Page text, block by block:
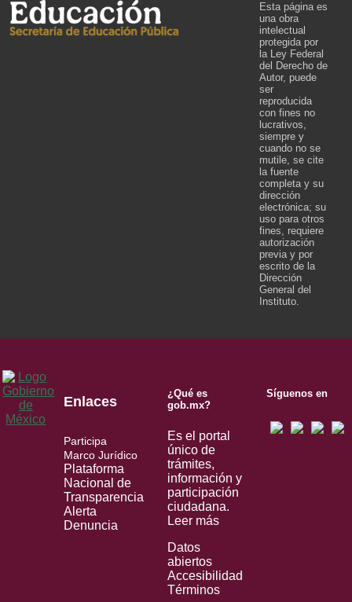
Esta página es
una obra
intelectual
protegida por
la Ley Federal
del Derecho de
Autor, puede
ser
reproducida
con fines no
lucrativos,
siempre y
cuando no se
mutile, se cite
la fuente
completa y su
dirección
electrónica; su
uso para otros
fines, requiere
autorización
previa y por
escrito de la
Dirección
General del
Instituto.
Enlaces
Participa
Marco Jurídico
Plataforma
Nacional de
Transparencia
Alerta
Denuncia
¿Qué es
gob.mx?
Es el portal
único de
trámites,
información y
participación
ciudadana.
Leer más
Datos
abiertos
Accesibilidad
Términos
Síguenos en